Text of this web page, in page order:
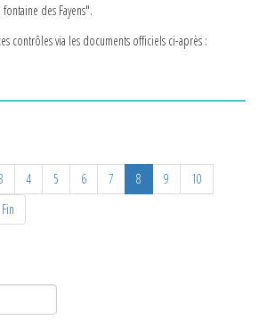
des Fayens".
contrôles via les documents officiels ci-après :
4 5 6 7 8 9
10
Fin